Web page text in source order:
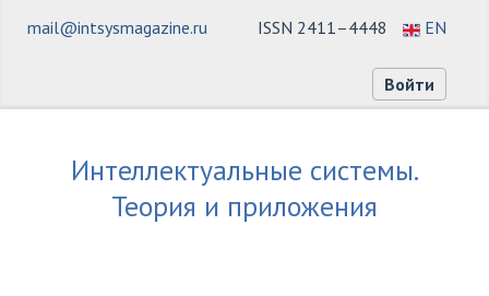
ISSN 2411–4448 EN
mail@intsysmagazine.ru
Войти
Интеллектуальные системы.
Теория и приложения